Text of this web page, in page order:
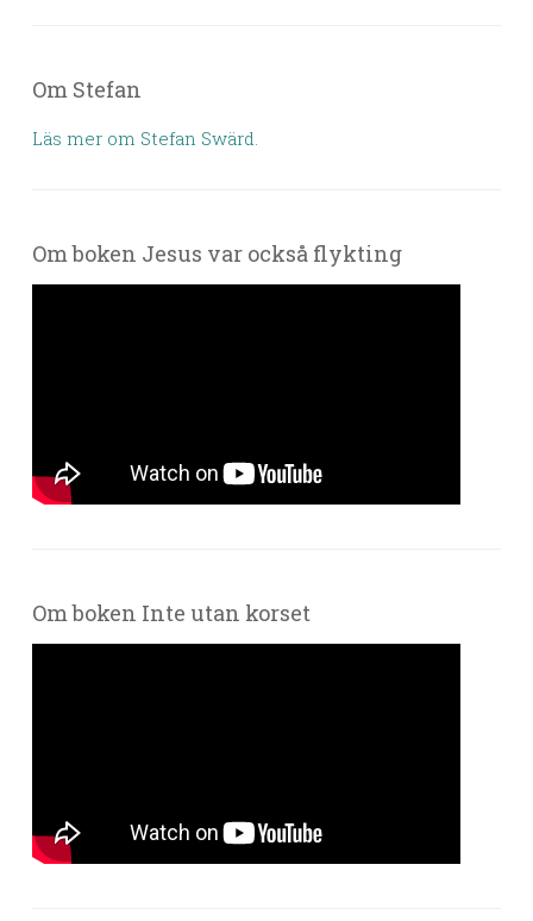
Om Stefan
Läs mer om Stefan Swärd.
Om boken Jesus var också flykting
Om boken Inte utan korset